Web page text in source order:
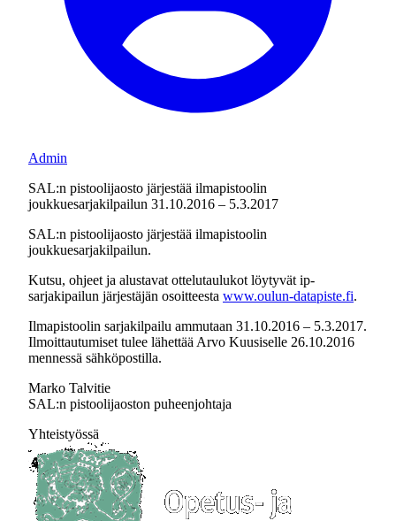
Admin
SAL:n pistoolijaosto järjestää ilmapistoolin
joukkuesarjakilpailun 31.10.2016 – 5.3.2017
SAL:n pistoolijaosto järjestää ilmapistoolin
joukkuesarjakilpailun.
Kutsu, ohjeet ja alustavat ottelutaulukot löytyvät ip-
sarjakipailun järjestäjän osoitteesta www.oulun-datapiste.fi.
Ilmapistoolin sarjakilpailu ammutaan 31.10.2016 – 5.3.2017.
Ilmoittautumiset tulee lähettää Arvo Kuusiselle 26.10.2016
mennessä sähköpostilla.
Marko Talvitie
SAL:n pistoolijaoston puheenjohtaja
Yhteistyössä